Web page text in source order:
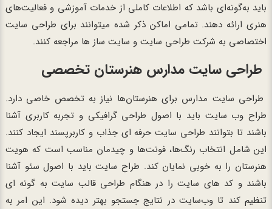
باید به‌گونه‌ای باشد که اطلاعات کاملی از خدمات آموزشی و فعالیت‌های
هنری ارائه دهند. تمامی اماکن ذکر شده میتوانند برای طراحی سایت
اختصاصی به شرکت طراحی سایت و سایت ساز ها مراجعه کنند.
طراحی سایت مدارس هنرستان‌ تخصصی
طراحی ‌سایت مدارس برای هنرستان‌ها نیاز به تخصص خاصی دارد.
طراح وب سایت باید با اصول طراحی گرافیکی و تجربه کاربری آشنا
باشند تا بتوانند طراحی سایت حرفه ای جذاب و کاربرپسند ایجاد کنند.
این شامل انتخاب رنگ‌ها، فونت‌ها و چیدمان مناسب است که هویت
هنرستان را به خوبی نمایان کند. طراح سایت باید با اصول سئو آشنا
باشند و کد های سایت را در هنگام طراحی قالب سایت به گونه ای
تنظیم کند تا وب‌سایت در نتایج جستجو بهتر دیده شود. این امر به